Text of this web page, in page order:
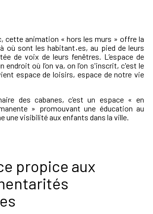
cette animation « hors les murs » offre la
où sont les habitant·es, au pied de leurs
de voix de leurs fenêtres. L’espace de
endroit où l’on va, on l’on s'inscrit, c'est le
espace de loisirs, espace de notre vie
des cabanes, c’est un espace « en
» promouvant une éducation au
une visibilité aux enfants dans la ville.
propice aux